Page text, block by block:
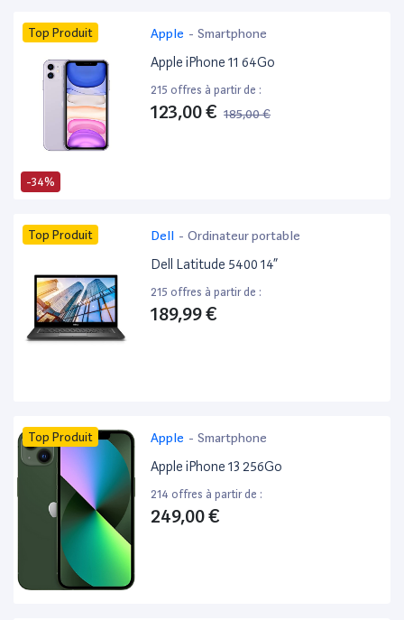
-34%
Top Produit Apple - Smartphone
Apple iPhone 11 64Go
215 offres à partir de :
123,00 € 185,00 €
Top Produit Dell - Ordinateur portable
Dell Latitude 5400 14”
215 offres à partir de :
189,99 €
Top Produit Apple - Smartphone
Apple iPhone 13 256Go
214 offres à partir de :
249,00 €